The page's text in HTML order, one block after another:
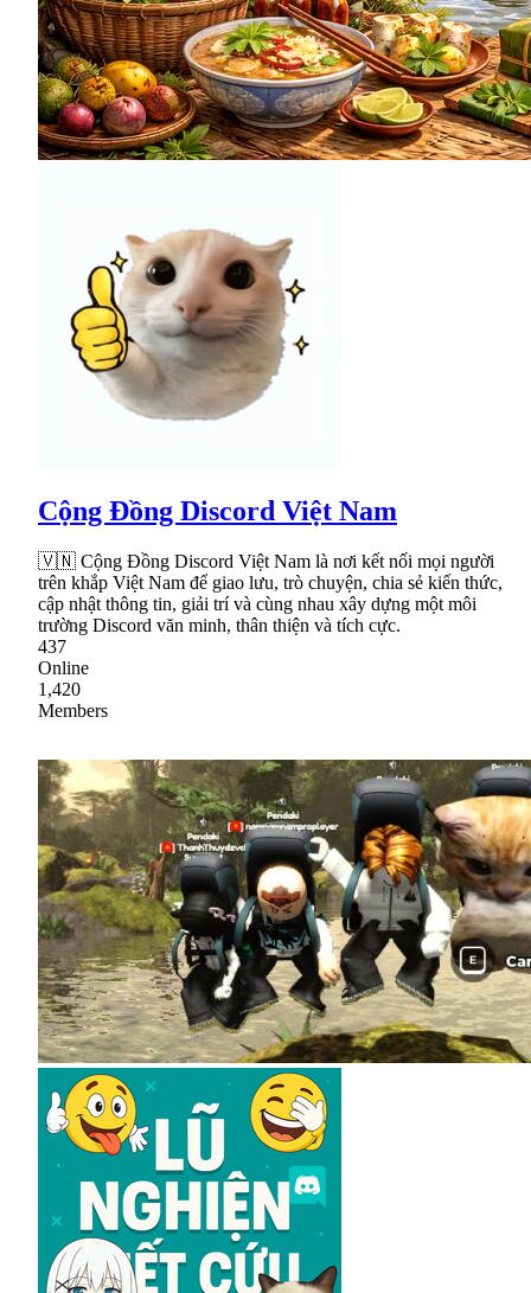
Cộng Đồng Discord Việt Nam
🇻🇳 Cộng Đồng Discord Việt Nam là nơi kết nối mọi người
trên khắp Việt Nam để giao lưu, trò chuyện, chia sẻ kiến thức,
cập nhật thông tin, giải trí và cùng nhau xây dựng một môi
trường Discord văn minh, thân thiện và tích cực.
437
Online
1,420
Members